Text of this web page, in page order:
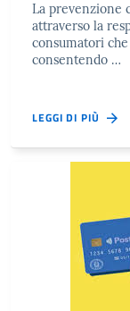
La prevenzione
attraverso la
consumatori
consentendo …
LEGGI DI PIÙ